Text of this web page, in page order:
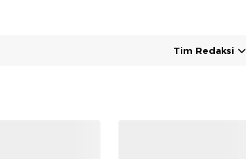
Tim Redaksi